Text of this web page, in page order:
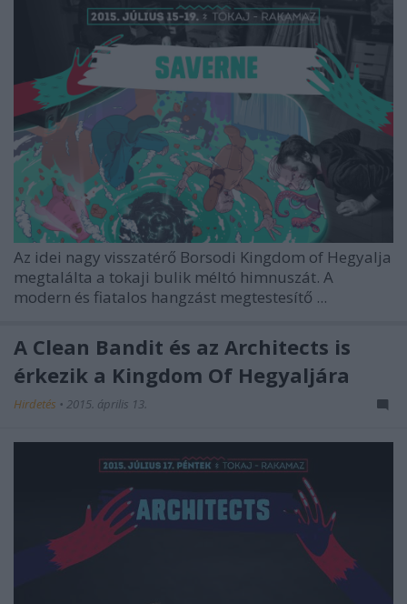
Az idei nagy visszatérő Borsodi Kingdom of Hegyalja
megtalálta a tokaji bulik méltó himnuszát. A
modern és fiatalos hangzást megtestesítő ...
A Clean Bandit és az Architects is
érkezik a Kingdom Of Hegyaljára
Hirdetés • 2015. április 13.